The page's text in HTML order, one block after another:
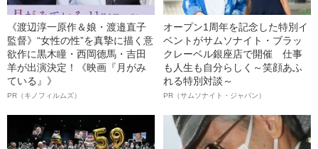
《渡辺淳一原作＆娘・渡邉直子
監督》“女性の性”を真摯に描く意
欲作に黒木瞳・西岡德馬・吉田
羊が出演決定！《映画『月がみ
ている』》
PR（キノフィルムズ）
オープン1周年を記念した特別イ
ベントがサムソナイト・ブラッ
クレーベル銀座店で開催 仕事
も人生も自分らしく～笑顔あふ
れる特別対談～
PR（サムソナイト・ジャパン）